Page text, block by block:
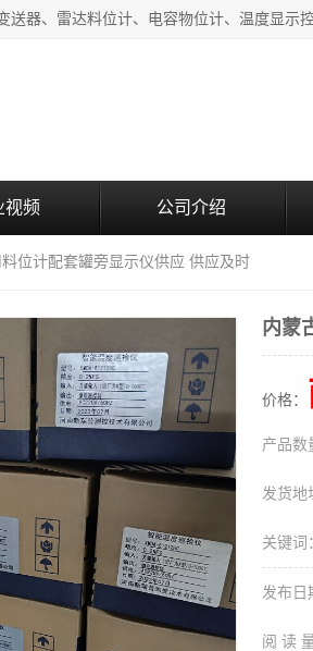
视频 公司介绍
位计配套罐旁显示仪供应 供应及时
内蒙
价格：
产品数
发货地
关键词
发布日
阅 读 量